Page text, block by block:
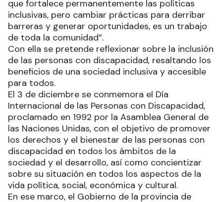
que fortalece permanentemente las políticas
inclusivas, pero cambiar prácticas para derribar
barreras y generar oportunidades, es un trabajo
de toda la comunidad”.
Con ella se pretende reflexionar sobre la inclusión
de las personas con discapacidad, resaltando los
beneficios de una sociedad inclusiva y accesible
para todos.
El 3 de diciembre se conmemora el Día
Internacional de las Personas con Discapacidad,
proclamado en 1992 por la Asamblea General de
las Naciones Unidas, con el objetivo de promover
los derechos y el bienestar de las personas con
discapacidad en todos los ámbitos de la
sociedad y el desarrollo, así como concientizar
sobre su situación en todos los aspectos de la
vida política, social, económica y cultural.
En ese marco, el Gobierno de la provincia de